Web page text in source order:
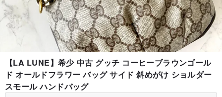
【LA LUNE】希少 中古 グッチ コーヒーブラウンゴール
ド オールドフラワー バッグ サイド 斜めがけ ショルダー
スモール ハンドバッグ